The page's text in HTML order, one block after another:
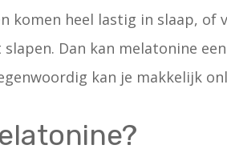
komen heel lastig in slaap,
Dan kan melatonine
kan je makkelijk